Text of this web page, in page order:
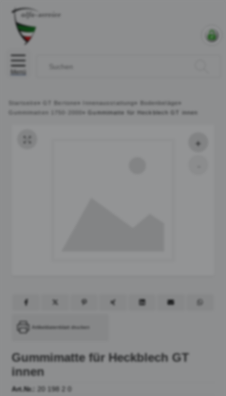
Menü
Startseite » GT Bertone » Innenausstattung» Bodenbeläge »
Gummimatten 1750-2000 » Gummimatte für Heckblech GT innen
Artikeldatenblatt drucken
Gummimatte für Heckblech GT
innen
Art.Nr.: 20 198 2 0